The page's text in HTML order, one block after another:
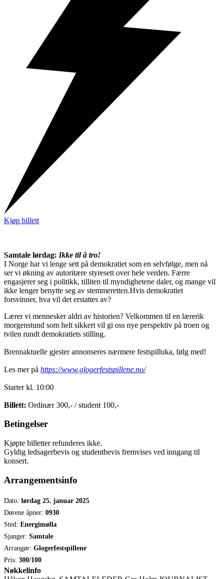
Kjøp billett
Samtale lørdag: Ikke til å tro!
I Norge har vi lenge sett på demokratiet som en selvfølge, men nå
ser vi økning av autoritære styresett over hele verden. Færre
engasjerer seg i politikk, tilliten til myndighetene daler, og mange vil
ikke lenger benytte seg av stemmeretten.Hvis demokratiet
forsvinner, hva vil det erstattes av?
Lærer vi mennesker aldri av historien? Velkommen til en lærerik
morgenstund som helt sikkert vil gi oss nye perspektiv på troen og
tvilen rundt demokratiets stilling.
Brennaktuelle gjester annonseres nærmere festspilluka, følg med!
Les mer på https://www.glogerfestspillene.no/
Starter kl. 10:00
Billett: Ordinær 300,- / student 100,-
Betingelser
Kjøpte billetter refunderes ikke.
Gyldig ledsagerbevis og studentbevis fremvises ved inngang til
konsert.
Arrangementsinfo
Dato: lørdag 25. januar 2025
Dørene åpner: 0930
Sted: Energimølla
Sjanger: Samtale
Arrangør: Glogerfestspillene
Pris: 300/100
Nøkkelinfo